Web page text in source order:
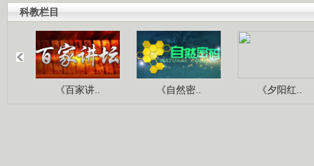
科教栏目
《百家讲.. 《自然密.. 《夕阳红..